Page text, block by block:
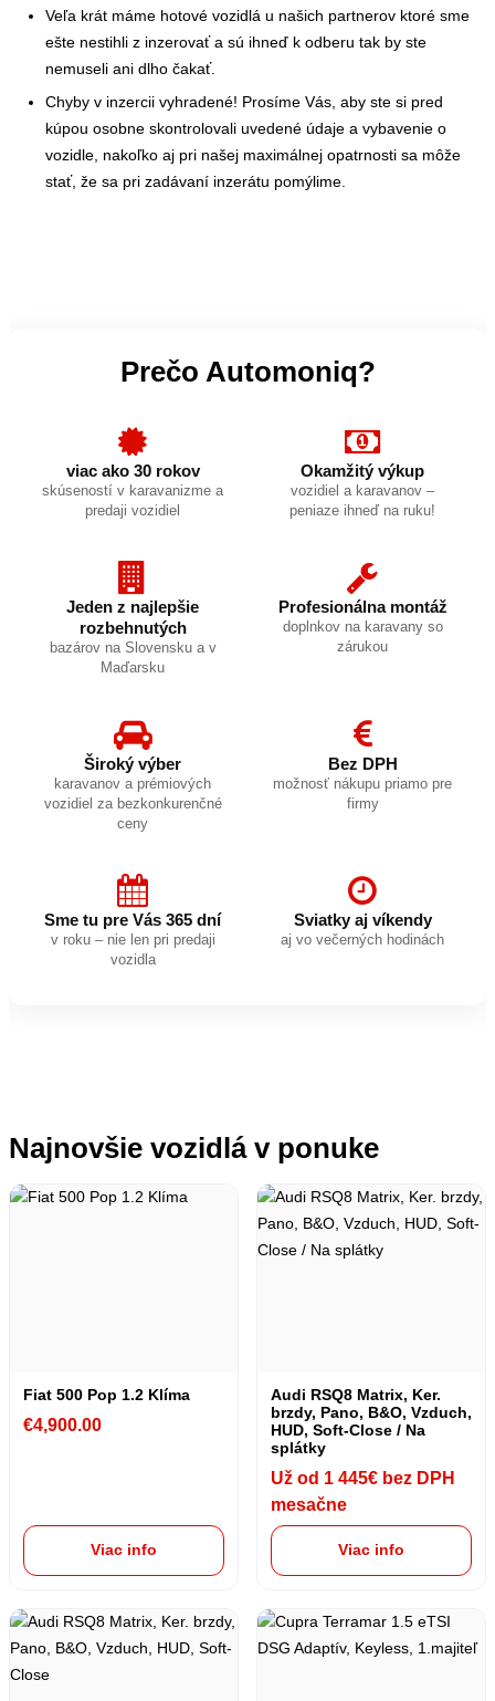
Veľa krát máme hotové vozidlá u našich partnerov ktoré sme
ešte nestihli z inzerovať a sú ihneď k odberu tak by ste
nemuseli ani dlho čakať.
Chyby v inzercii vyhradené! Prosíme Vás, aby ste si pred
kúpou osobne skontrolovali uvedené údaje a vybavenie o
vozidle, nakoľko aj pri našej maximálnej opatrnosti sa môže
stať, že sa pri zadávaní inzerátu pomýlime.
Prečo Automoniq?
viac ako 30 rokov
skúseností v karavanizme a
predaji vozidiel
Okamžitý výkup
vozidiel a karavanov –
peniaze ihneď na ruku!
Jeden z najlepšie
rozbehnutých
bazárov na Slovensku a v
Maďarsku
Profesionálna montáž
doplnkov na karavany so
zárukou
Široký výber
karavanov a prémiových
vozidiel za bezkonkurenčné
ceny
Bez DPH
možnosť nákupu priamo pre
firmy
Sme tu pre Vás 365 dní
v roku – nie len pri predaji
vozidla
Sviatky aj víkendy
aj vo večerných hodinách
Najnovšie vozidlá v ponuke
Fiat 500 Pop 1.2 Klíma
€4,900.00
Viac info
Audi RSQ8 Matrix, Ker.
brzdy, Pano, B&O, Vzduch,
HUD, Soft-Close / Na
splátky
Už od 1 445€ bez DPH
mesačne
Viac info